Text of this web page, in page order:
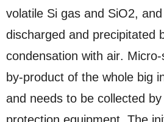
volatile Si gas and SiO2,
discharged and precipitated
condensation with air.
by-product of the whole big
and needs to be collected by